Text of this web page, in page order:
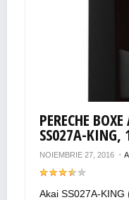
PERECHE
SS027A-KING,
NOIEMBRIE 27, 2016
Akai SS027A-KING